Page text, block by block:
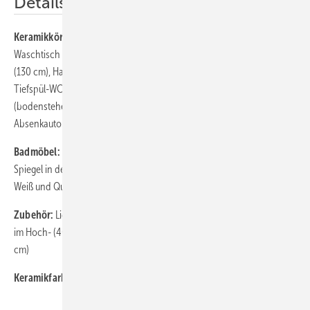
Keramikkörper:
Waschtisch in Rechts- und Linksversion (70 cm), Doppelwaschtisch
(130 cm), Handwaschbecken (40 cm), Halbsäule, spülrandloses
Tiefspül-WC (wandhängend oder bodenstehend), Tiefspül-Kombi-WC
(bodenstehend), Bidet (wandhängend), WC-Sitz (auch mit
Absenkautomatik)
Badmöbel:
Spiegel in der Innentür; Möbel komplett lackiert, Hochglanz außen in
Weiß und Quarzgrau, innen in matter Optik; Griffe in Chrom
Zubehör:
Lichtspiegel mit LED-Technik und integriertem Lichtschalter
im Hoch- (40 x 80 cm) und Querformat (60/70/90/120 cm, Höhe 65
cm)
Keramikfarbe: